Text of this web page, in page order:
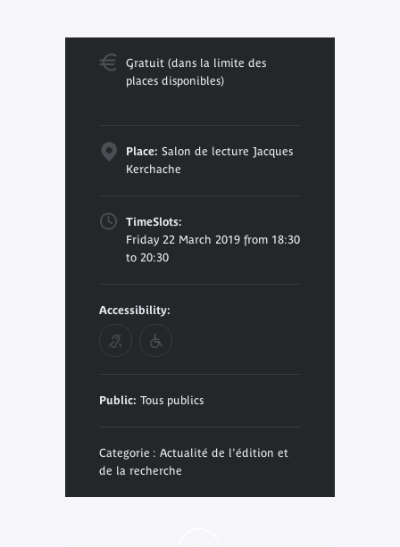
Gratuit (dans la limite des
places disponibles)
Place: Salon de lecture Jacques
Kerchache
TimeSlots:
Friday 22 March 2019 from 18:30
to 20:30
Accessibility:
Public: Tous publics
Categorie : Actualité de l'édition et
de la recherche